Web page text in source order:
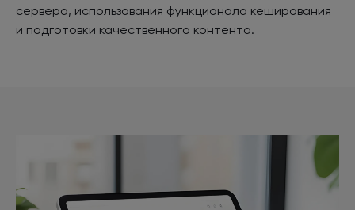
сервера, использования функционала кеширования
и подготовки качественного контента.